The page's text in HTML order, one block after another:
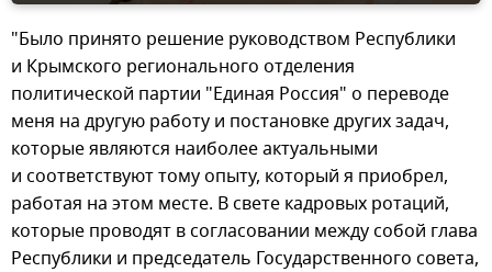
"Было принято решение руководством Республики
и Крымского регионального отделения
политической партии "Единая Россия" о переводе
меня на другую работу и постановке других задач,
которые являются наиболее актуальными
и соответствуют тому опыту, который я приобрел,
работая на этом месте. В свете кадровых ротаций,
которые проводят в согласовании между собой глава
Республики и председатель Государственного совета,